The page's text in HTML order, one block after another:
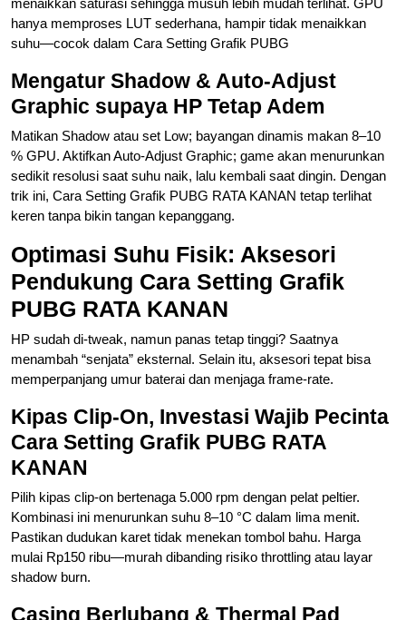
hanya memproses LUT sederhana, hampir tidak menaikkan
suhu—cocok dalam Cara Setting Grafik PUBG
Mengatur Shadow & Auto-Adjust
Graphic supaya HP Tetap Adem
Matikan Shadow atau set Low; bayangan dinamis makan 8–10
% GPU. Aktifkan Auto-Adjust Graphic; game akan menurunkan
sedikit resolusi saat suhu naik, lalu kembali saat dingin. Dengan
trik ini, Cara Setting Grafik PUBG RATA KANAN tetap terlihat
keren tanpa bikin tangan kepanggang.
Optimasi Suhu Fisik: Aksesori
Pendukung Cara Setting Grafik
PUBG RATA KANAN
HP sudah di‐tweak, namun panas tetap tinggi? Saatnya
menambah “senjata” eksternal. Selain itu, aksesori tepat bisa
memperpanjang umur baterai dan menjaga frame‐rate.
Kipas Clip-On, Investasi Wajib Pecinta
Cara Setting Grafik PUBG RATA
KANAN
Pilih kipas clip-on bertenaga 5.000 rpm dengan pelat peltier.
Kombinasi ini menurunkan suhu 8–10 °C dalam lima menit.
Pastikan dudukan karet tidak menekan tombol bahu. Harga
mulai Rp150 ribu—murah dibanding risiko throttling atau layar
shadow burn.
Casing Berlubang & Thermal Pad